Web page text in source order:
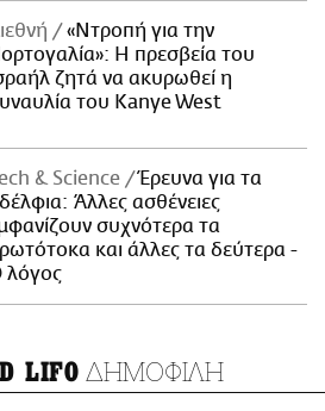
«Ντροπή για την
Η πρεσβεία του
ζητά να ακυρωθεί η
του Kanye West
& Science
Έρευνα για τα
Άλλες ασθένειες
συχνότερα τα
και άλλες τα δεύτερα -
λόγος
LIFO ΔΗΜΟΦΙΛΗ